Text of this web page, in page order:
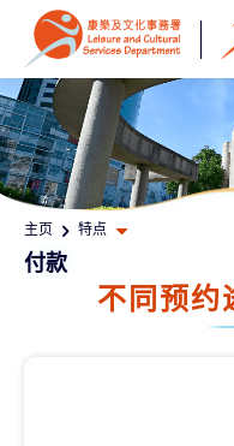
跳至主要内容
主页 特点 打开其他页面
付款
不同预约